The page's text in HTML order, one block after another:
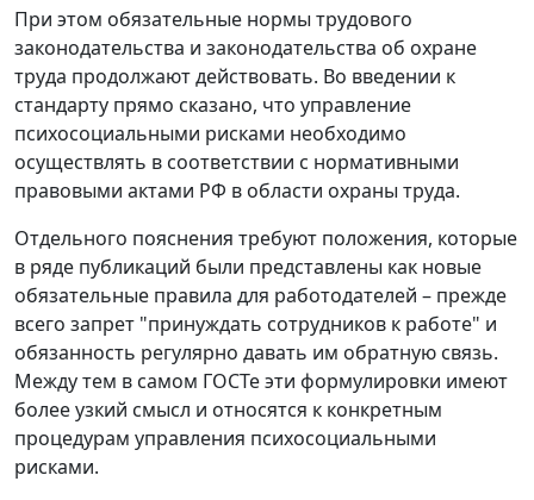
При этом обязательные нормы трудового
законодательства и законодательства об охране
труда продолжают действовать. Во введении к
стандарту прямо сказано, что управление
психосоциальными рисками необходимо
осуществлять в соответствии с нормативными
правовыми актами РФ в области охраны труда.
Отдельного пояснения требуют положения, которые
в ряде публикаций были представлены как новые
обязательные правила для работодателей – прежде
всего запрет "принуждать сотрудников к работе" и
обязанность регулярно давать им обратную связь.
Между тем в самом ГОСТе эти формулировки имеют
более узкий смысл и относятся к конкретным
процедурам управления психосоциальными
рисками.